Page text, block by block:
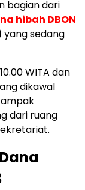
bagian dari
hibah DBON
yang sedang
WITA dan
dikawal
dari ruang